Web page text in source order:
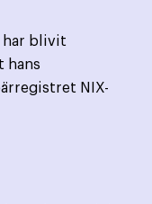
har blivit
hans
NIX-